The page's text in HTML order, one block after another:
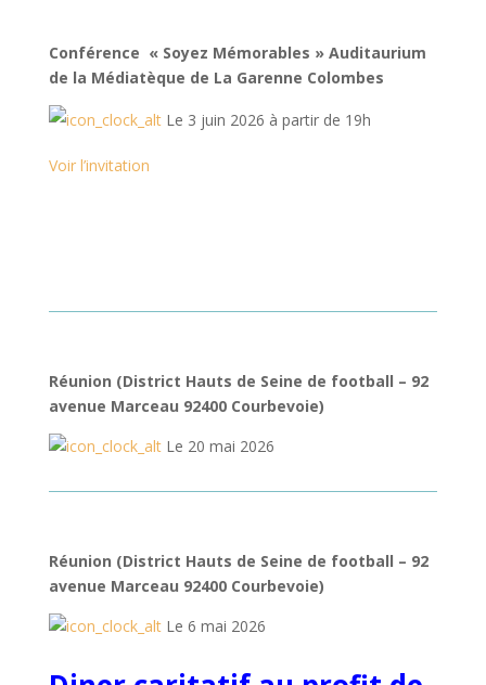
Conférence « Soyez Mémorables » Auditaurium
de la Médiatèque de La Garenne Colombes
Le 3 juin 2026 à partir de 19h
Voir l’invitation
Réunion (District Hauts de Seine de football – 92
avenue Marceau 92400 Courbevoie)
Le 20 mai 2026
Réunion (District Hauts de Seine de football – 92
avenue Marceau 92400 Courbevoie)
Le 6 mai 2026